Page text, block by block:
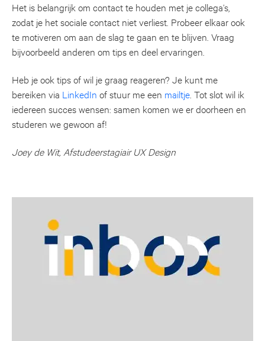
Het is belangrijk om contact te houden met je collega’s,
zodat je het sociale contact niet verliest. Probeer elkaar ook
te motiveren om aan de slag te gaan en te blijven. Vraag
bijvoorbeeld anderen om tips en deel ervaringen.
Heb je ook tips of wil je graag reageren? Je kunt me
bereiken via LinkedIn of stuur me een mailtje . Tot slot wil ik
iedereen succes wensen: samen komen we er doorheen en
studeren we gewoon af!
Joey de Wit, Afstudeerstagiair UX Design